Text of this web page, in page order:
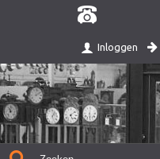
Inloggen